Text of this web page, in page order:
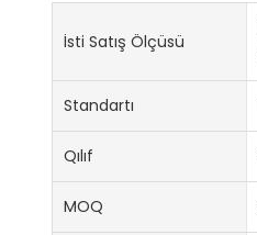
İsti Satış Ölçüsü
Standartı
Qılıf
MOQ